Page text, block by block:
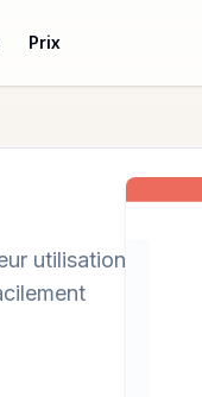
Prix
utilisation